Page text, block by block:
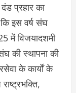
प्रहार का
इस वर्ष संघ
में विजयादशमी
की स्थापना की
के कार्यों के